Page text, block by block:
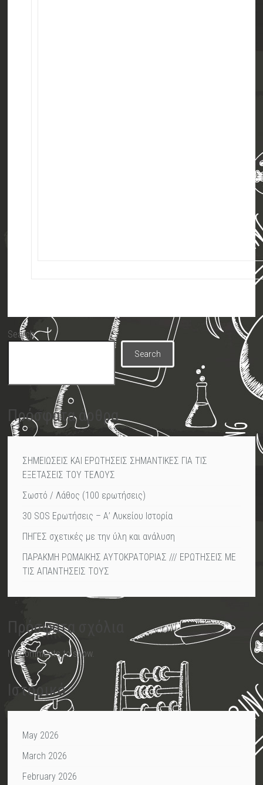
Search
Search
Πρόσφατα άρθρα
ΣΗΜΕΙΩΣΕΙΣ ΚΑΙ ΕΡΩΤΗΣΕΙΣ ΣΗΜΑΝΤΙΚΕΣ ΓΙΑ ΤΙΣ
ΕΞΕΤΑΣΕΙΣ ΤΟΥ ΤΕΛΟΥΣ
Σωστό / Λάθος (100 ερωτήσεις)
30 SOS Ερωτήσεις – Α’ Λυκείου Ιστορία
ΠΗΓΕΣ σχετικές με την ύλη και ανάλυση
ΠΑΡΑΚΜΗ ΡΩΜΑΙΚΗΣ ΑΥΤΟΚΡΑΤΟΡΙΑΣ /// ΕΡΩΤΗΣΕΙΣ ΜΕ
ΤΙΣ ΑΠΑΝΤΗΣΕΙΣ ΤΟΥΣ
Πρόσφατα σχόλια
No comments to show.
Ιστορικό
May 2026
March 2026
February 2026